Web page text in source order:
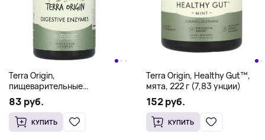
Terra Origin,
пищеварительные
ферменты, 60 капсул
83 руб.
КУПИТЬ
Terra Origin, Healthy Gut™,
мята, 222 г (7,83 унции)
152 руб.
КУПИТЬ